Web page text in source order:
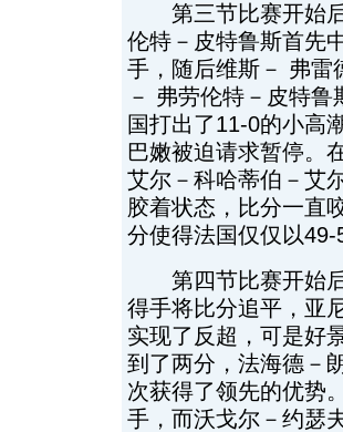
第三节比赛开始后
伦特－皮特鲁斯首先
手，随后维斯－ 弗雷
－ 弗劳伦特－皮特
国打出了11-0的小高
巴嫩被迫请求暂停。
艾尔－科哈蒂伯－艾
胶着状态，比分一直
分使得法国仅仅以
第四节比赛开始后
得手将比分追平，亚
实现了反超，可是好
到了两分，法海德－
次获得了领先的优势
手，而沃戈尔－约瑟